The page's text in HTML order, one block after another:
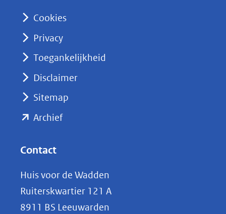
nieuw
naar
Cookies
Privacy
Toegankelijkheid
Disclaimer
Sitemap
Archief(opent
(verwijst
naar
Contact
Huis voor de Wadden
Ruiterskwartier 121 A
8911 BS Leeuwarden